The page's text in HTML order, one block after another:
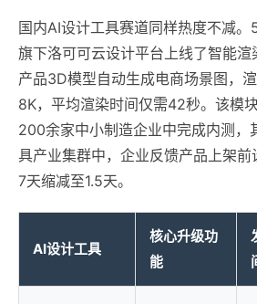
国内AI设计工具赛道同样热度不减。
旗下洛可可云设计平台上线了智能
产品3D模型自动生成电商场景图，
8K，平均渲染时间仅需42秒。该模
200余家中小制造企业中完成内测，
具产业集群中，企业反馈产品上架前
7天缩减至1.5天。
AI设计工具
核心升级功
能